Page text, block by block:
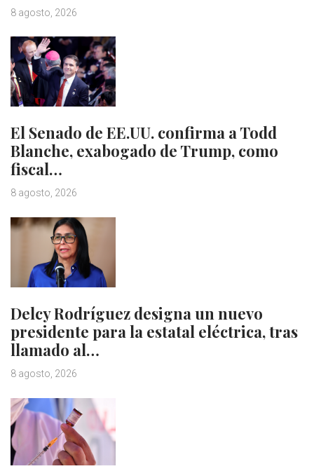
8 agosto, 2026
El Senado de EE.UU. confirma a Todd
Blanche, exabogado de Trump, como
fiscal…
8 agosto, 2026
Delcy Rodríguez designa un nuevo
presidente para la estatal eléctrica, tras
llamado al…
8 agosto, 2026